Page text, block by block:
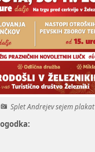
Splet Andrejev sejem plakat
značaja
povezave